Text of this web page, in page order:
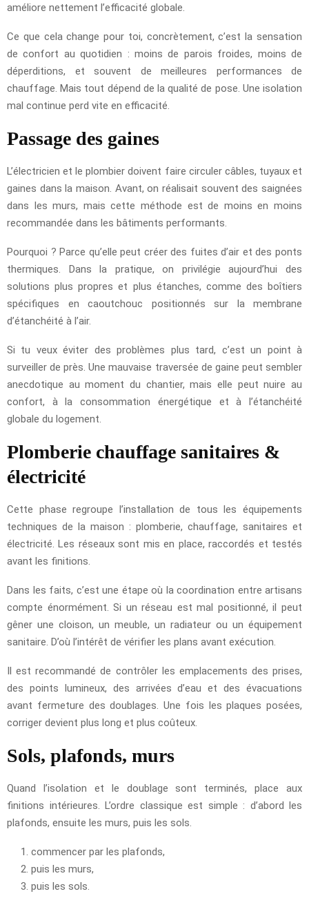
améliore nettement l’efficacité globale.
Ce que cela change pour toi, concrètement, c’est la sensation
de confort au quotidien : moins de parois froides, moins de
déperditions, et souvent de meilleures performances de
chauffage. Mais tout dépend de la qualité de pose. Une isolation
mal continue perd vite en efficacité.
Passage des gaines
L’électricien et le plombier doivent faire circuler câbles, tuyaux et
gaines dans la maison. Avant, on réalisait souvent des saignées
dans les murs, mais cette méthode est de moins en moins
recommandée dans les bâtiments performants.
Pourquoi ? Parce qu’elle peut créer des fuites d’air et des ponts
thermiques. Dans la pratique, on privilégie aujourd’hui des
solutions plus propres et plus étanches, comme des boîtiers
spécifiques en caoutchouc positionnés sur la membrane
d’étanchéité à l’air.
Si tu veux éviter des problèmes plus tard, c’est un point à
surveiller de près. Une mauvaise traversée de gaine peut sembler
anecdotique au moment du chantier, mais elle peut nuire au
confort, à la consommation énergétique et à l’étanchéité
globale du logement.
Plomberie chauffage sanitaires &
électricité
Cette phase regroupe l’installation de tous les équipements
techniques de la maison : plomberie, chauffage, sanitaires et
électricité. Les réseaux sont mis en place, raccordés et testés
avant les finitions.
Dans les faits, c’est une étape où la coordination entre artisans
compte énormément. Si un réseau est mal positionné, il peut
gêner une cloison, un meuble, un radiateur ou un équipement
sanitaire. D’où l’intérêt de vérifier les plans avant exécution.
Il est recommandé de contrôler les emplacements des prises,
des points lumineux, des arrivées d’eau et des évacuations
avant fermeture des doublages. Une fois les plaques posées,
corriger devient plus long et plus coûteux.
Sols, plafonds, murs
Quand l’isolation et le doublage sont terminés, place aux
finitions intérieures. L’ordre classique est simple : d’abord les
plafonds, ensuite les murs, puis les sols.
commencer par les plafonds,
puis les murs,
puis les sols.